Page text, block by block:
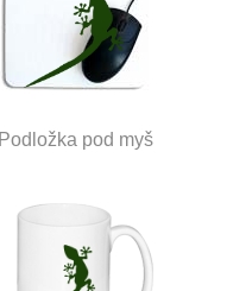
Podložka pod myš